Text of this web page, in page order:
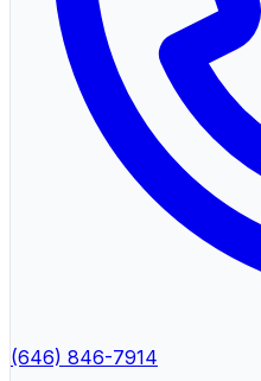
(646) 846-7914